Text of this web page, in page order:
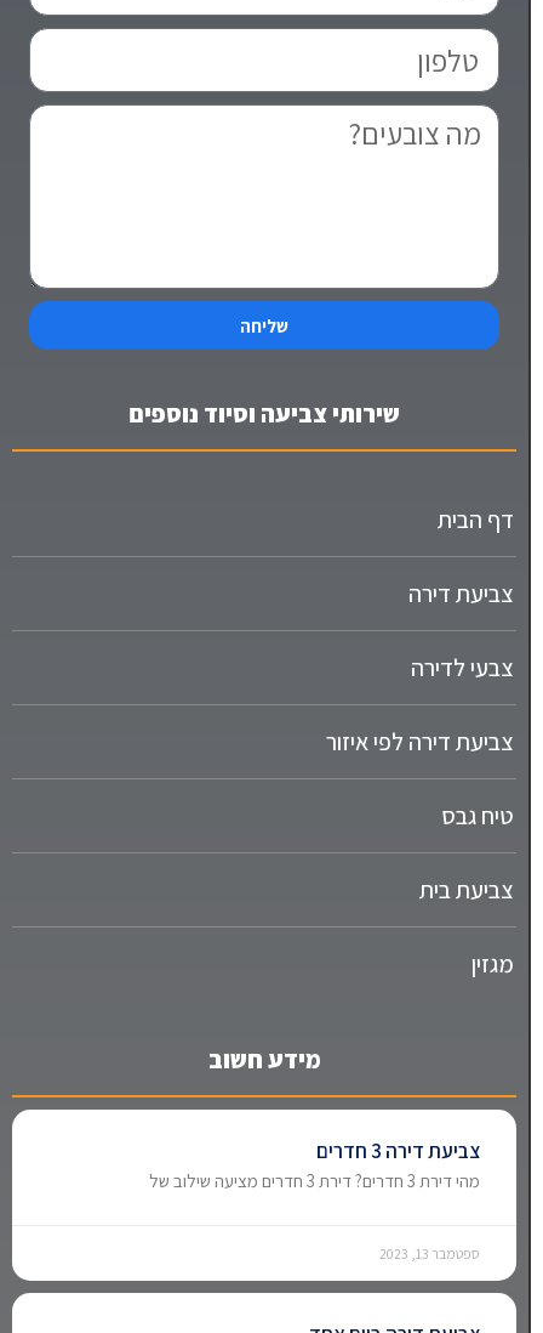
שליחה
שירותי צביעה וסיוד נוספים
דף הבית
צביעת דירה
צבעי לדירה
צביעת דירה לפי איזור
טיח גבס
צביעת בית
מגזין
מידע חשוב
צביעת דירה 3 חדרים
מהי דירת 3 חדרים? דירת 3 חדרים מציעה שילוב של
ספטמבר 13, 2023